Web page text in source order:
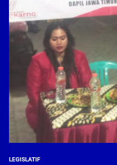
LEGISLATIF